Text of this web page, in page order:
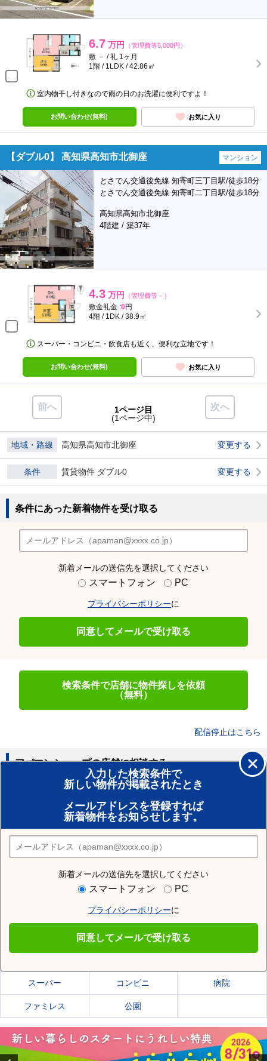
6.7 万円 （管理費等5,000円）
敷 － / 礼 1ヶ月
1階 / 1LDK / 42.86㎡
室内物干し付きなので雨の日のお洗濯に便利ですよ！
お問い合わせ(無料) お気に入り
【ダブル0】 高知県高知市北御座 マンション
とさでん交通後免線 知寄町三丁目駅/徒歩18分
とさでん交通後免線 知寄町二丁目駅/徒歩18分
高知県高知市北御座
4階建 / 築37年
4.3 万円 （管理費等－）
敷金礼金 :0円
4階 / 1DK / 38.9㎡
スーパー・コンビニ・飲食店も近く、便利な立地です！
お問い合わせ(無料) お気に入り
前へ 次へ
1ページ目
(1ページ中)
地域・路線 高知県高知市北御座 変更する
条件 賃貸物件 ダブル0 変更する
条件にあった新着物件を受け取る
新着メールの送信先を選択してください
スマートフォン PC
プライバシーポリシーに
同意してメールで受け取る
検索条件で店舗に物件探しを依頼
（無料）
配信停止はこちら
入力した検索条件で
新しい物件が掲載されたとき
メールアドレスを登録すれば
新着物件をお知らせします。
新着メールの送信先を選択してください
スマートフォン PC
プライバシーポリシーに
同意してメールで受け取る
アパマンショップの店舗に相談する
賃貸のプロがお部屋探し！
おまかせ物件リクエスト
住みたい街の店舗を探す
店舗検索
住む街研究所で高知市の情報を見る
高知市の施設一覧
スーパー コンビニ 病院
ファミレス 公園